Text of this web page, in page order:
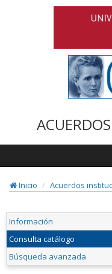
Inicio
Acuerdos
Información
Consulta catálogo
Búsqueda avanzada